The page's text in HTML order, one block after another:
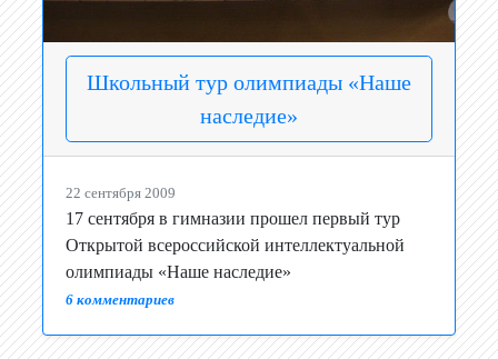
Школьный тур олимпиады «Наше
наследие»
22 сентября 2009
17 сентября в гимназии прошел первый тур
Открытой всероссийской интеллектуальной
олимпиады «Наше наследие»
6 комментариев